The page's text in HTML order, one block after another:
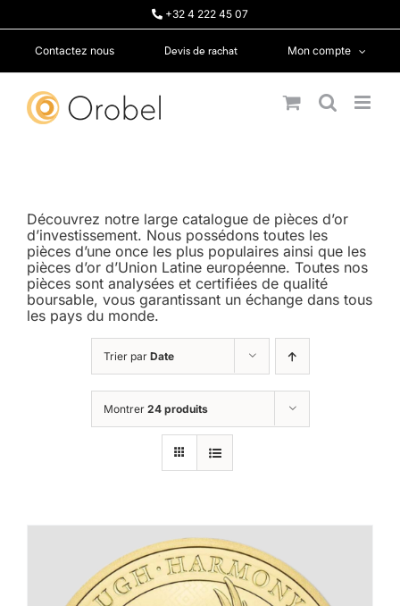
+32 4 222 45 07
Contactez nous Devis de rachat Mon compte
Découvrez notre large catalogue de pièces d’or
d’investissement. Nous possédons toutes les
pièces d’une once les plus populaires ainsi que les
pièces d’or d’Union Latine européenne. Toutes nos
pièces sont analysées et certifiées de qualité
boursable, vous garantissant un échange dans tous
les pays du monde.
Trier par Date
Montrer 24 produits